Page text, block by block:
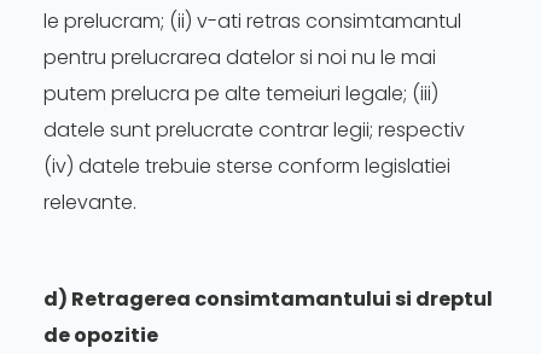
le prelucram; (ii) v-ati retras consimtamantul
pentru prelucrarea datelor si noi nu le mai
putem prelucra pe alte temeiuri legale; (iii)
datele sunt prelucrate contrar legii; respectiv
(iv) datele trebuie sterse conform legislatiei
relevante.
d) Retragerea consimtamantului si dreptul
de opozitie